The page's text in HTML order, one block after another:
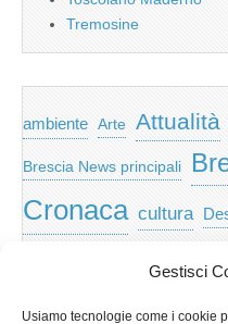
Gestisci
Usiamo tecnologie come i cookie
Tremosine
ambiente Arte Attualità
Brescia News principali
Cronaca cultura